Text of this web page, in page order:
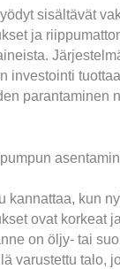
sisältävät
ja
investointi
parantaminen
kannattaa, kun
ovat korkeat
on öljy- tai
varustettu talo,